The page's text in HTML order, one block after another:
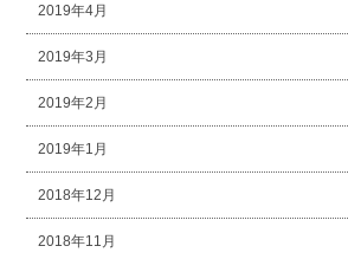
2019年4月
2019年3月
2019年2月
2019年1月
2018年12月
2018年11月